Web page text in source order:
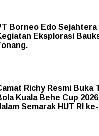
Borneo Edo
Eksplorasi
Richy Resmi Buka
Kuala Behe Cup
Semarak HUT RI